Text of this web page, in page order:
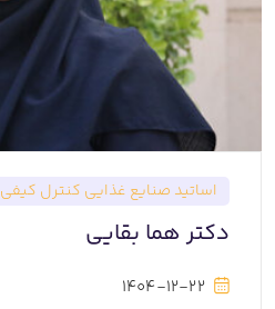
اساتید صنایع غذایی کنترل کیفی
دکتر هما بقایی
1404-12-22